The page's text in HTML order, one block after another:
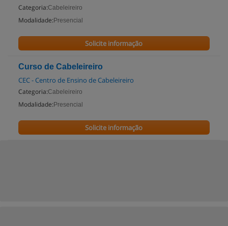
Categoria:Cabeleireiro
Modalidade: Presencial
Solicite informação
Curso de Cabeleireiro
CEC - Centro de Ensino de Cabeleireiro
Categoria:Cabeleireiro
Modalidade: Presencial
Solicite informação